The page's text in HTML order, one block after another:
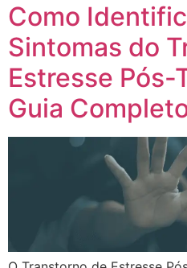
Como
Sintomas do
Estresse Pós-
Guia